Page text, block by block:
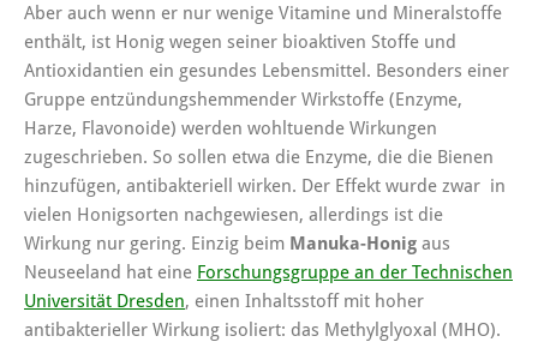
Aber auch wenn er nur wenige Vitamine und Mineralstoffe
enthält, ist Honig wegen seiner bioaktiven Stoffe und
Antioxidantien ein gesundes Lebensmittel. Besonders einer
Gruppe entzündungshemmender Wirkstoffe (Enzyme,
Harze, Flavonoide) werden wohltuende Wirkungen
zugeschrieben. So sollen etwa die Enzyme, die die Bienen
hinzufügen, antibakteriell wirken. Der Effekt wurde zwar in
vielen Honigsorten nachgewiesen, allerdings ist die
Wirkung nur gering. Einzig beim Manuka-Honig aus
Neuseeland hat eine Forschungsgruppe an der Technischen
Universität Dresden, einen Inhaltsstoff mit hoher
antibakterieller Wirkung isoliert: das Methylglyoxal (MHO).